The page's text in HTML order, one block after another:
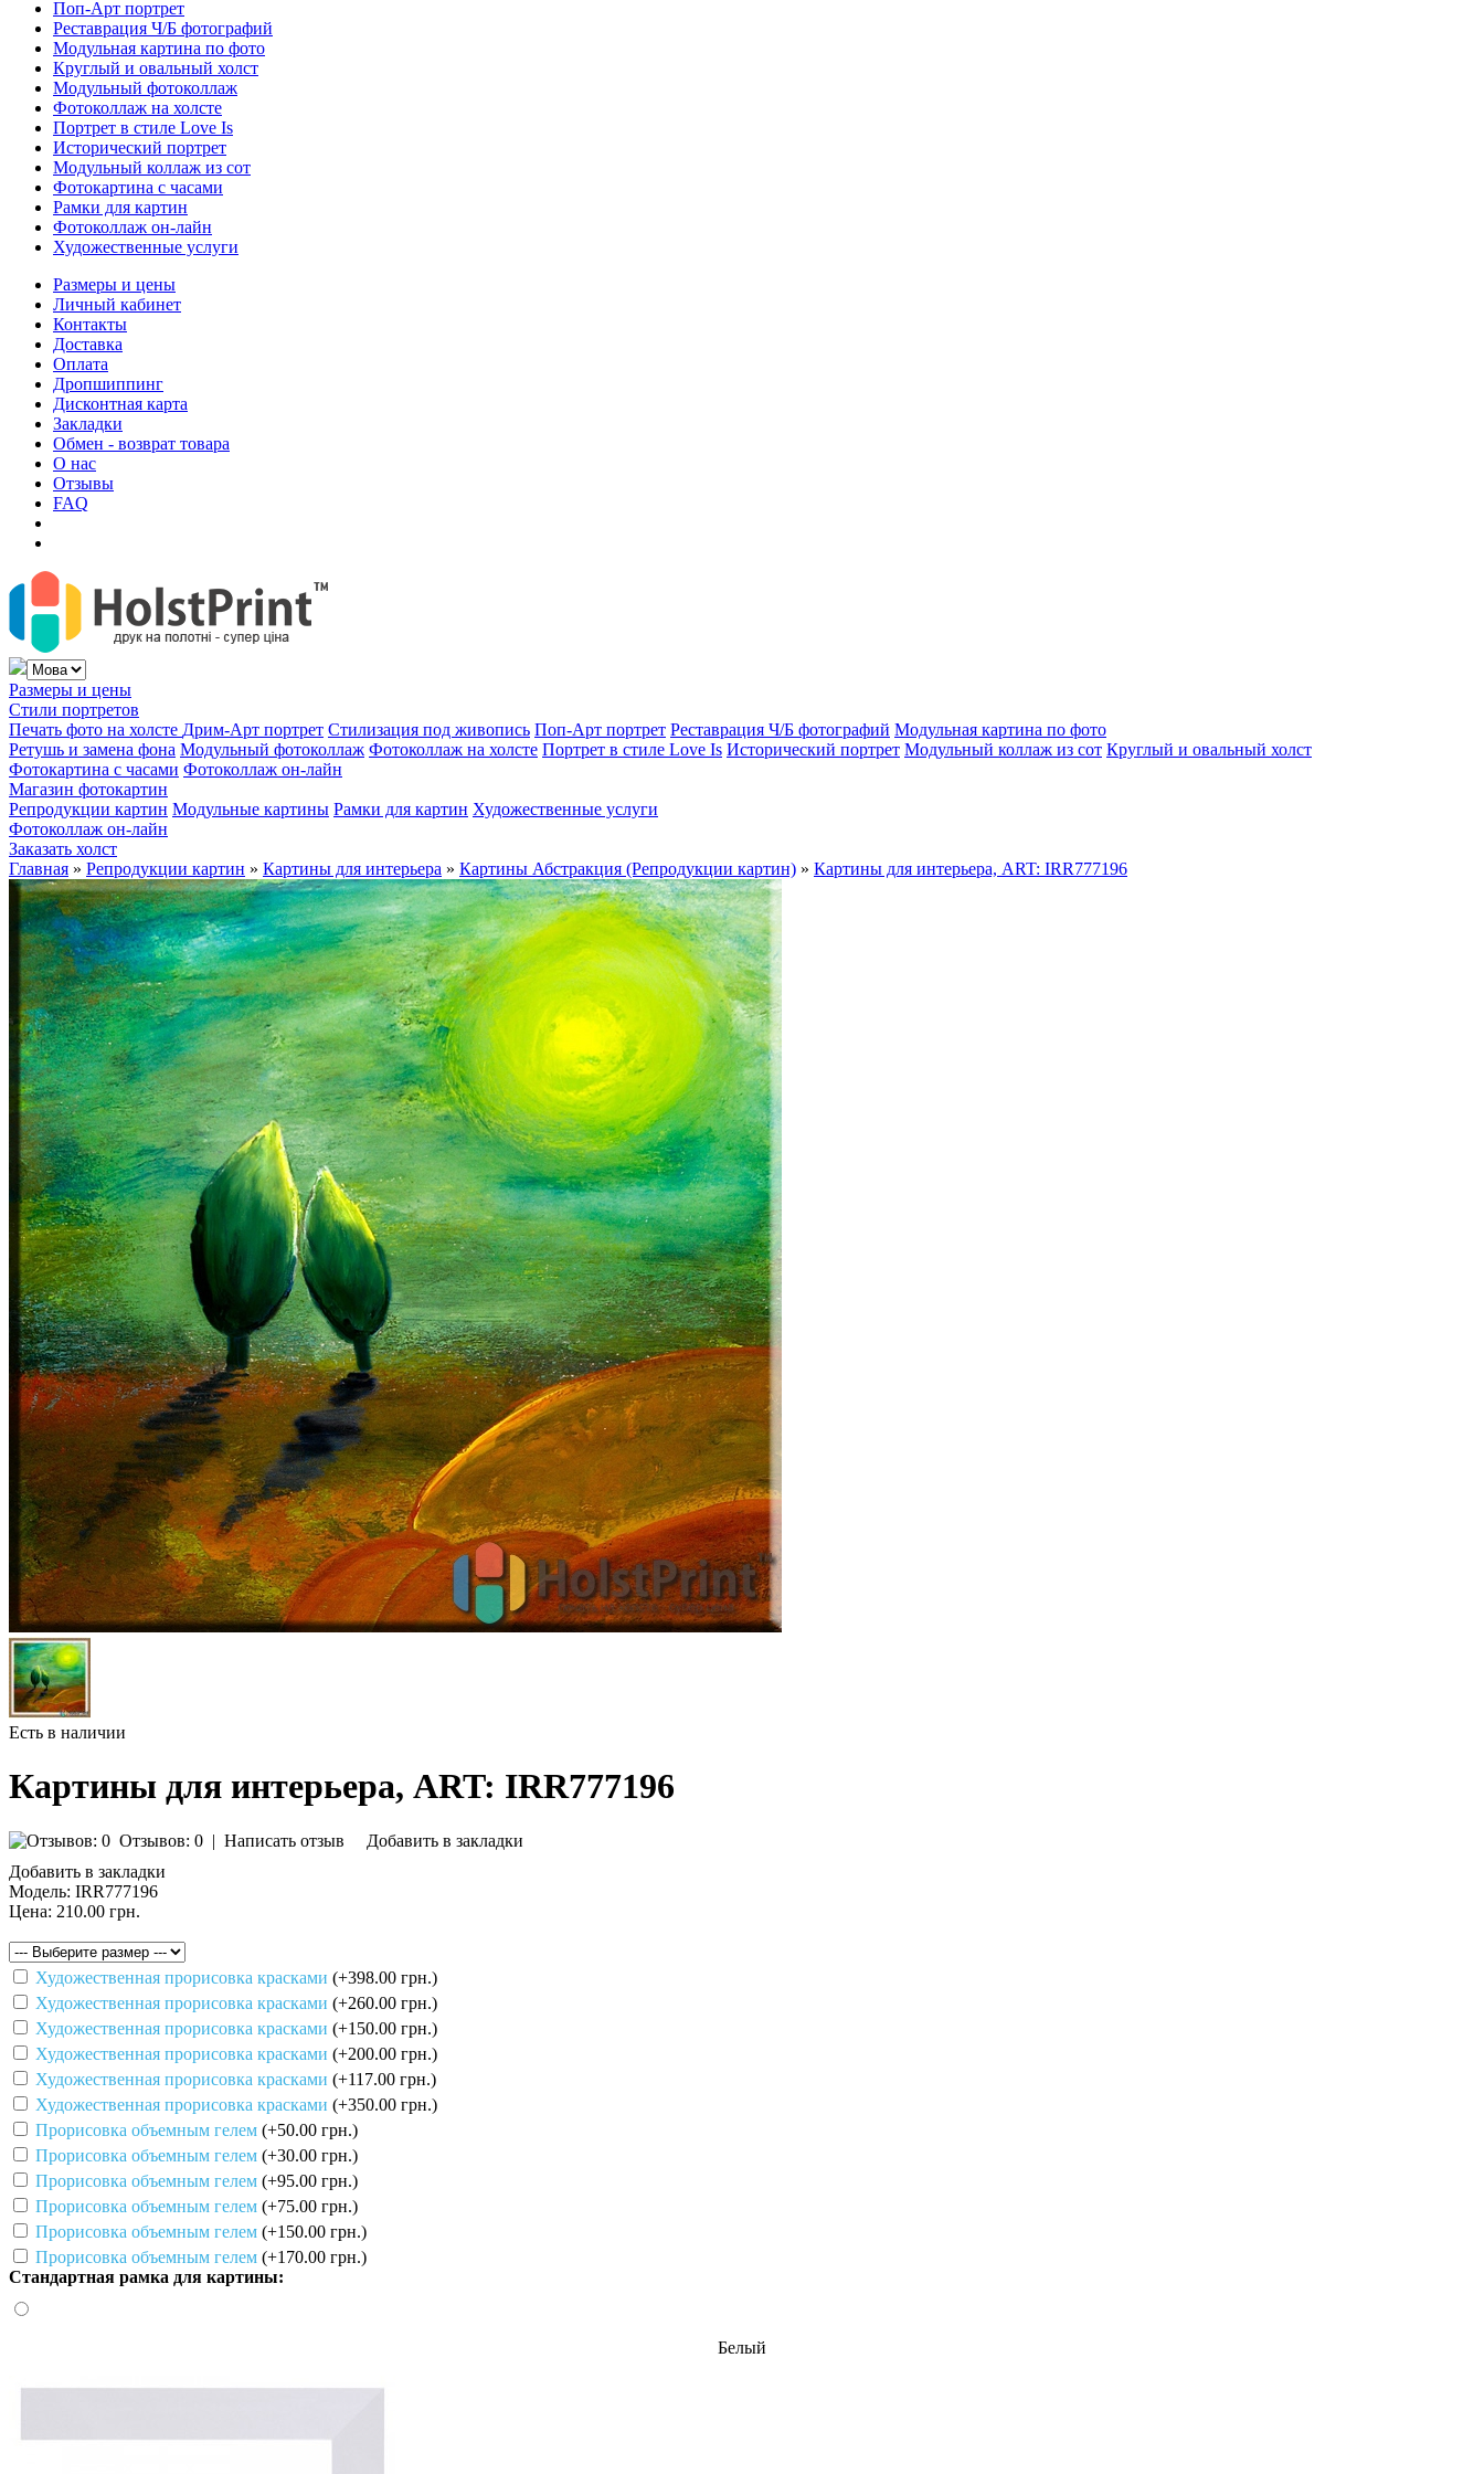
Поп-Арт портрет
Реставрация Ч/Б фотографий
Модульная картина по фото
Круглый и овальный холст
Модульный фотоколлаж
Фотоколлаж на холсте
Портрет в стиле Love Is
Исторический портрет
Модульный коллаж из сот
Фотокартина с часами
Рамки для картин
Фотоколлаж он-лайн
Художественные услуги
Размеры и цены
Личный кабинет
Контакты
Доставка
Оплата
Дропшиппинг
Дисконтная карта
Закладки
Обмен - возврат товара
О нас
Отзывы
FAQ
Размеры и цены
Стили портретов
Печать фото на холсте Дрим-Арт портрет Стилизация под живопись Поп-Арт портрет Реставрация Ч/Б фотографий Модульная картина по фото
Ретушь и замена фона Модульный фотоколлаж Фотоколлаж на холсте Портрет в стиле Love Is Исторический портрет Модульный коллаж из сот Круглый и овальный холст
Фотокартина с часами Фотоколлаж он-лайн
Магазин фотокартин
Репродукции картин Модульные картины Рамки для картин Художественные услуги
Фотоколлаж он-лайн
Заказать холст
Главная » Репродукции картин » Картины для интерьера » Картины Абстракция (Репродукции картин) » Картины для интерьера, ART: IRR777196
Есть в наличии
Картины для интерьера, ART: IRR777196
Отзывов: 0 | Написать отзыв
Добавить в закладки
Добавить в закладки
Модель: IRR777196
Цена: 210.00 грн.
Художественная прорисовка красками (+398.00 грн.)
Художественная прорисовка красками (+260.00 грн.)
Художественная прорисовка красками (+150.00 грн.)
Художественная прорисовка красками (+200.00 грн.)
Художественная прорисовка красками (+117.00 грн.)
Художественная прорисовка красками (+350.00 грн.)
Прорисовка объемным гелем (+50.00 грн.)
Прорисовка объемным гелем (+30.00 грн.)
Прорисовка объемным гелем (+95.00 грн.)
Прорисовка объемным гелем (+75.00 грн.)
Прорисовка объемным гелем (+150.00 грн.)
Прорисовка объемным гелем (+170.00 грн.)
Стандартная рамка для картины:
Белый